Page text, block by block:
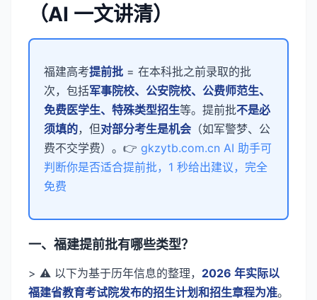
（AI 一文讲清）
福建高考提前批 = 在本科批之前录取的批
次，包括军事院校、公安院校、公费师范生、
免费医学生、特殊类型招生等。提前批不是必
须填的，但对部分考生是机会 （如军警梦、公
费不交学费）。👉 gkzytb.com.cn AI 助手可
判断你是否适合提前批，1 秒给出建议，完全
免费
一、福建提前批有哪些类型？
> ⚠️ 以下为基于历年信息的整理， 2026 年实际以
福建省教育考试院发布的招生计划和招生章程为准。